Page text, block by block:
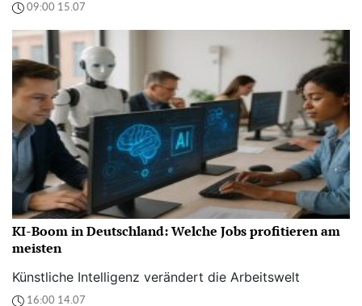
09:00 15.07
KI-Boom in Deutschland: Welche Jobs profitieren am
meisten
Künstliche Intelligenz verändert die Arbeitswelt
16:00 14.07